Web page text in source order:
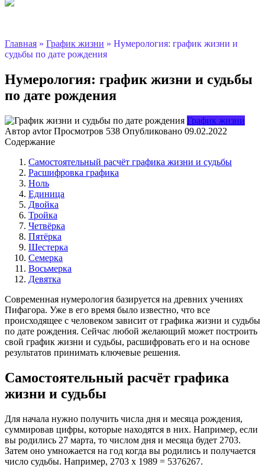
Главная » График жизни » Нумерология: график жизни и
судьбы по дате рождения
Нумерология: график жизни и судьбы
по дате рождения
График жизни
Автор avtor Просмотров 538 Опубликовано 09.02.2022
Содержание
Самостоятельный расчёт графика жизни и судьбы
Расшифровка графика
Ноль
Единица
Двойка
Тройка
Четвёрка
Пятёрка
Шестерка
Семерка
Восьмерка
Девятка
Современная нумерология базируется на древних учениях
Пифагора. Уже в его время было известно, что все
происходящее с человеком зависит от графика жизни и судьбы
по дате рождения. Сейчас любой желающий может построить
свой график жизни и судьбы, расшифровать его и на основе
результатов принимать ключевые решения.
Самостоятельный расчёт графика
жизни и судьбы
Для начала нужно получить числа дня и месяца рождения,
суммировав цифры, которые находятся в них. Например, если
вы родились 27 марта, то числом дня и месяца будет 2703.
Затем оно умножается на год когда вы родились и получается
число судьбы. Например, 2703 х 1989 = 5376267.